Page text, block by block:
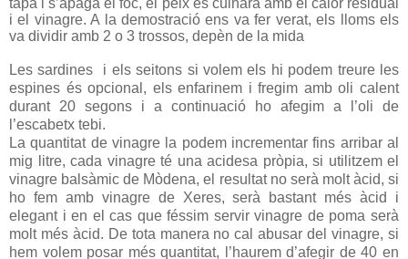
i el vinagre. A la demostració ens va fer verat, els lloms els
va dividir amb 2 o 3 trossos, depèn de la mida
Les sardines
i els seitons si volem els hi podem treure les
espines és opcional, els enfarinem i fregim amb oli calent
durant 20 segons i a continuació ho afegim a l’oli de
l’escabetx tebi.
La quantitat de vinagre la podem incrementar fins arribar al
mig litre, cada vinagre té una acidesa pròpia, si utilitzem el
vinagre balsàmic de Mòdena, el resultat no serà molt àcid, si
ho fem amb vinagre de Xeres, serà bastant més àcid i
elegant i en el cas que féssim servir vinagre de poma serà
molt més àcid. De tota manera no cal abusar del vinagre, si
hem volem posar més quantitat, l’haurem d’afegir de 40 en